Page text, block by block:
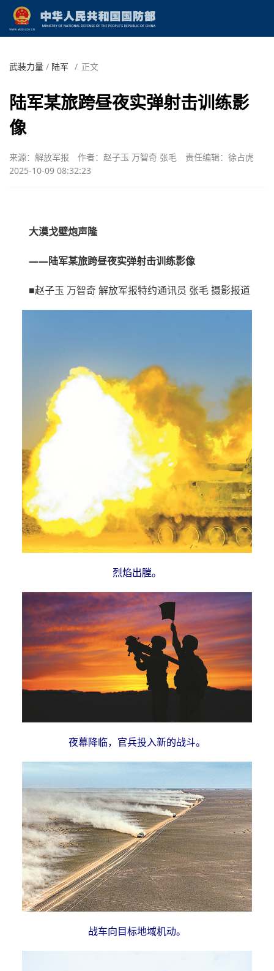
武装力量 / 陆军 / 正文
陆军某旅跨昼夜实弹射击训练影
像
来源：解放军报 作者：赵子玉 万智奇 张毛
责任编辑：徐占虎
2025-10-09 08:32:23
大漠戈壁炮声隆
——陆军某旅跨昼夜实弹射击训练影像
■赵子玉 万智奇 解放军报特约通讯员 张毛 摄影报道
烈焰出膛。
夜幕降临，官兵投入新的战斗。
战车向目标地域机动。